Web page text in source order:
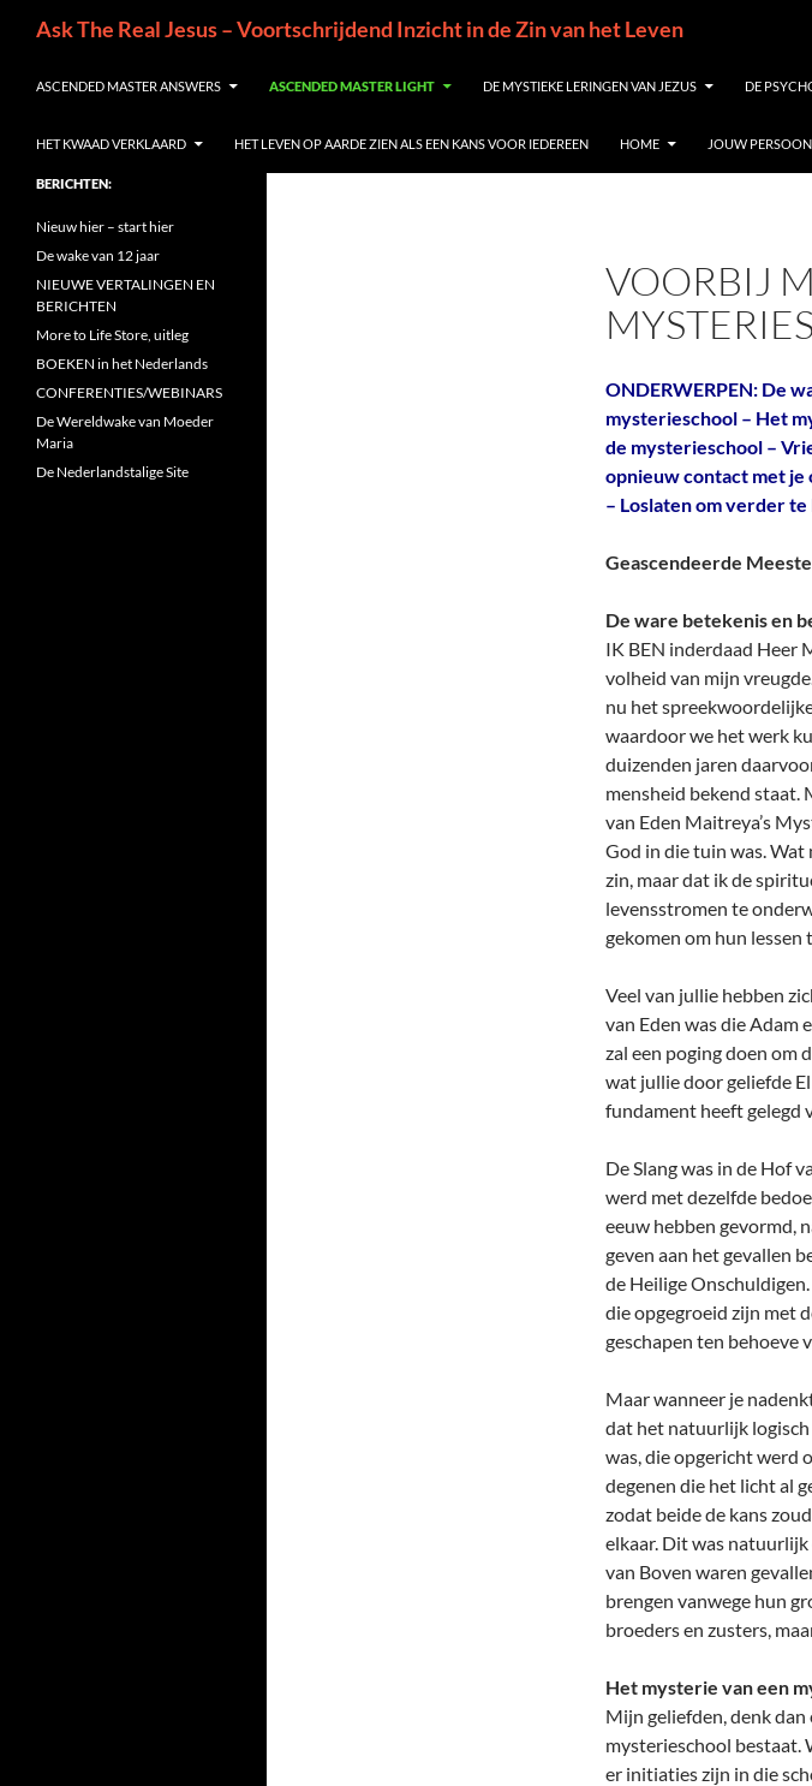
inhoud
Ask The Real Jesus – Voortschrijdend Inzicht in de Zin van het Leven
ASCENDED MASTER ANSWERS ASCENDED MASTER LIGHT DE MYSTIEKE LERINGEN VAN JEZUS DE
HET KWAAD VERKLAARD HET LEVEN OP AARDE ZIEN ALS EEN KANS VOOR IEDEREEN HOME JOUW
VOORBIJ
ONDERWERPEN: De
mysterieschool – Het
de mysterieschool –
opnieuw contact met
– Loslaten om verder
Geascendeerde
De ware betekenis en
IK BEN inderdaad Heer
volheid van mijn
nu het
waardoor we het werk
duizenden jaren
mensheid bekend staat.
van Eden Maitreya’s
God in die tuin was.
zin, maar dat ik de
levensstromen te
gekomen om hun lessen
Veel van jullie hebben
van Eden was die Adam
zal een poging doen om
wat jullie door geliefde
fundament heeft gelegd
De Slang was in de Hof
werd met dezelfde
eeuw hebben gevormd,
geven aan het gevallen
de Heilige
die opgegroeid zijn met
geschapen ten behoeve
Maar wanneer je
dat het natuurlijk logisch
was, die opgericht werd
degenen die het licht al
zodat beide de kans
elkaar. Dit was
van Boven waren
brengen vanwege hun
broeders en zusters,
Het mysterie van een
Mijn geliefden, denk
mysterieschool bestaat.
er initiaties zijn in die
BERICHTEN:
Nieuw hier – start hier
De wake van 12 jaar
NIEUWE VERTALINGEN EN
BERICHTEN
More to Life Store, uitleg
BOEKEN in het Nederlands
CONFERENTIES/WEBINARS
De Wereldwake van Moeder
Maria
De Nederlandstalige Site